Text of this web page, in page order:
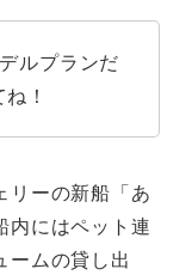
ルプランだ
！
リーの新船「あ
内にはペット連
ームの貸し出